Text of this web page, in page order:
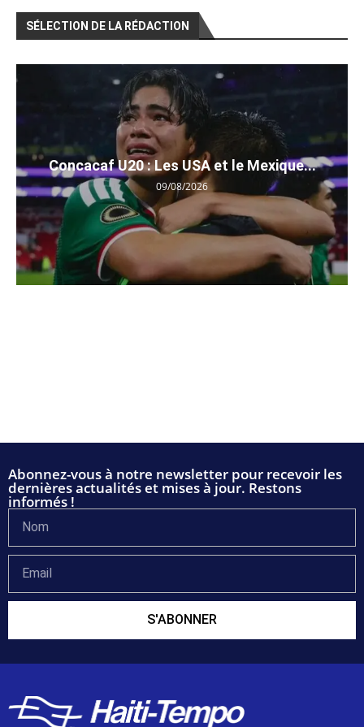
SÉLECTION DE LA RÉDACTION
Concacaf U20 : Les USA et le Mexique...
09/08/2026
Abonnez-vous à notre newsletter pour recevoir les
dernières actualités et mises à jour. Restons
informés !
S'ABONNER